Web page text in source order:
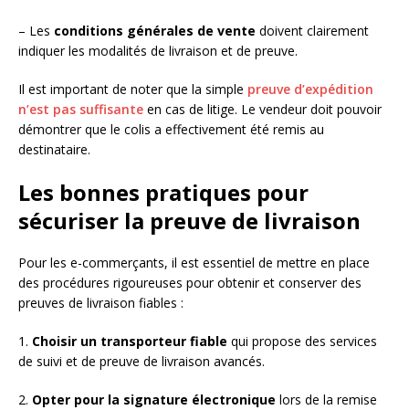
– Les conditions générales de vente doivent clairement
indiquer les modalités de livraison et de preuve.
Il est important de noter que la simple preuve d’expédition
n’est pas suffisante en cas de litige. Le vendeur doit pouvoir
démontrer que le colis a effectivement été remis au
destinataire.
Les bonnes pratiques pour
sécuriser la preuve de livraison
Pour les e-commerçants, il est essentiel de mettre en place
des procédures rigoureuses pour obtenir et conserver des
preuves de livraison fiables :
1. Choisir un transporteur fiable qui propose des services
de suivi et de preuve de livraison avancés.
2. Opter pour la signature électronique lors de la remise